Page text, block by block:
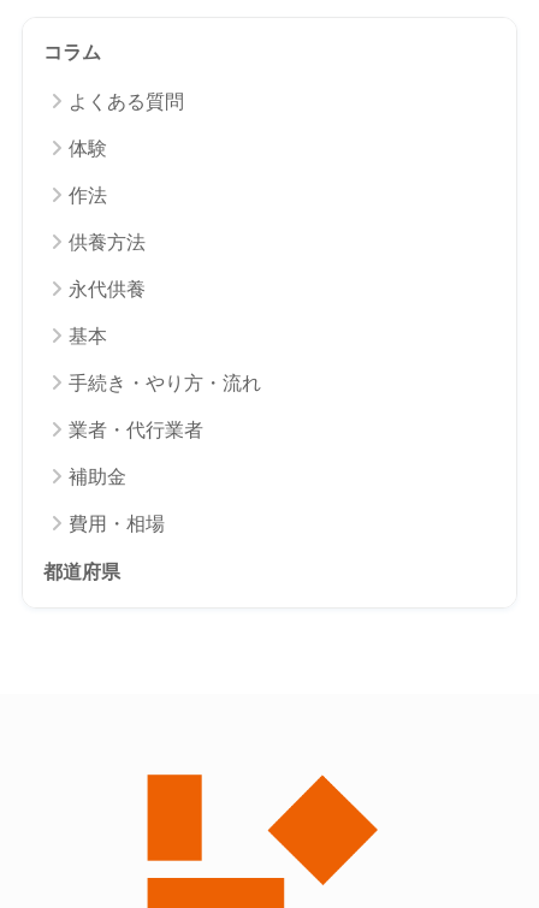
コラム
よくある質問
体験
作法
供養方法
永代供養
基本
手続き・やり方・流れ
業者・代行業者
補助金
費用・相場
都道府県